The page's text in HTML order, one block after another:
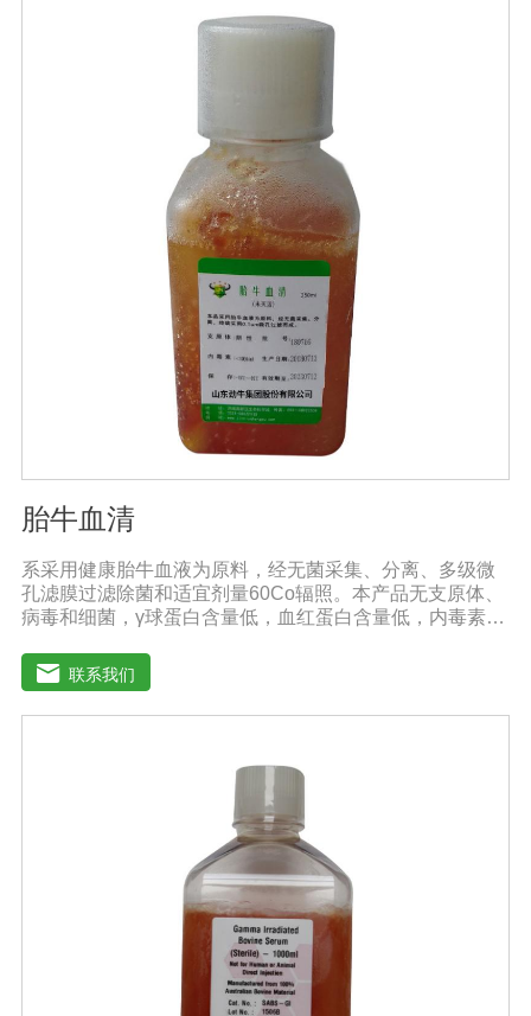
松土壤, 提高土壤通透性和保水保肥能力, 增加土壤有机质
防止板结, 有效解决因连工连作、重茬等原因造成的减产问
题。2、解磷解钾、提高化肥利用率有效菌能分解土壤中的
有机质, 减少氨肥的流失; 其中解钾解磷菌能将土壤中固化
的化学钾肥、化学磷肥分解转化为速效钾、速效磷。3、改
善作物品质使用菌剂后, 作物中的蛋白质、糖分、氮基酸、
维生素等有益成分含量有所提高, 起到改善作物品质的作
用。4、增强作物的抗逆性能、提高产量分泌赤霉素、细胞
分裂素、生长素等活性物质, 刺激、调节、促进作物的生长
发育, 增强农作物的抗逆性能, 有利于农作物的增产5、预
防、抑制细菌、真菌性病害如:小麦根腐病、镰刀菌、姜腐
病、黄萎病、灰葡萄孢、香蕉与棉花等枯萎病。
胎牛血清
系采用健康胎牛血液为原料，经无菌采集、分离、多级微
孔滤膜过滤除菌和适宜剂量60Co辐照。本产品无支原体、
病毒和细菌，γ球蛋白含量低，血红蛋白含量低，内毒素小
胞及多种细胞株的培养、扩增和保藏、组织器官的分离、
培养及单克隆抗体的制备和疫苗的研制及生产。质量标
准：符合《中华人民共和国药典》2020版、《中华人民共
逐步解冻法（ -20℃→2-8℃→ 室温），可减少沉淀的产生
使血清质量不会受到影响。2、在 0℃ ~ 4℃状态下存放过
久会影响促细胞生长效果。
联系我们